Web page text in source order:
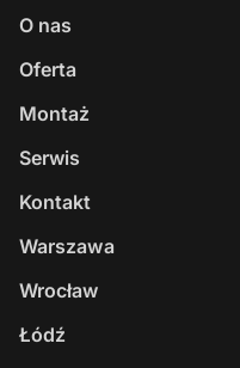
O nas
Oferta
Montaż
Serwis
Kontakt
Warszawa
Wrocław
Łódź